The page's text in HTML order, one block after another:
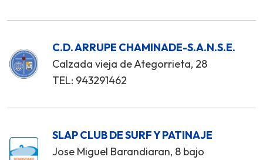
C.D. ARRUPE CHAMINADE-S.A.N.S.E.
Calzada vieja de Ategorrieta, 28
TEL: 943291462
SLAP CLUB DE SURF Y PATINAJE
Jose Miguel Barandiaran, 8 bajo